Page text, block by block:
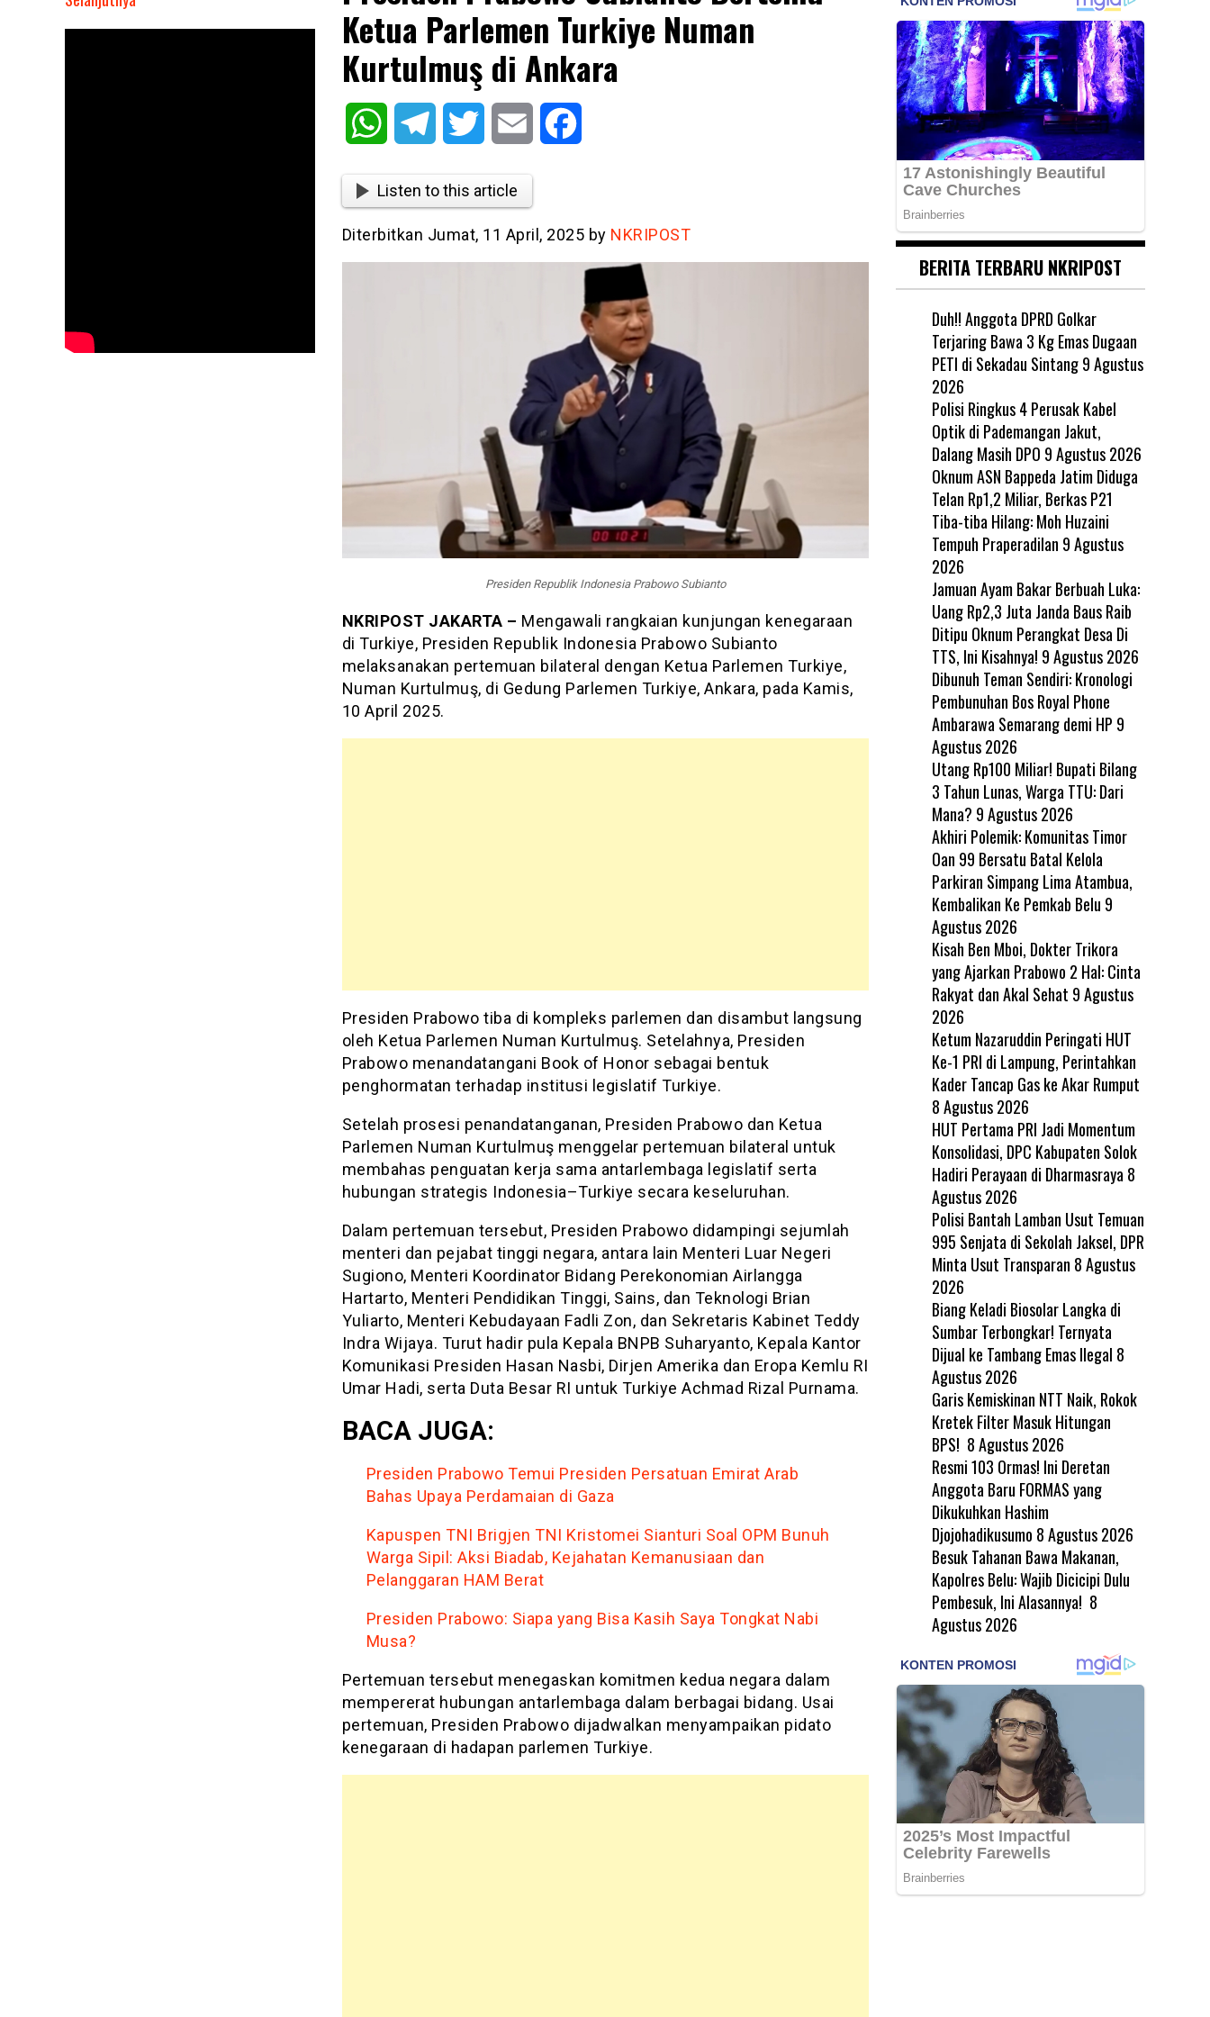
Ketua Parlemen Turkiye Numan
Kurtulmuş di Ankara
WhatsAppTelegram Twitter Email
Listen to this article
Diterbitkan Jumat, 11 April, 2025 by NKRIPOST
Presiden Republik Indonesia Prabowo Subianto
NKRIPOST JAKARTA – Mengawali rangkaian kunjungan kenegaraan
di Turkiye, Presiden Republik Indonesia Prabowo Subianto
melaksanakan pertemuan bilateral dengan Ketua Parlemen Turkiye,
Numan Kurtulmuş, di Gedung Parlemen Turkiye, Ankara, pada Kamis,
10 April 2025.
Presiden Prabowo tiba di kompleks parlemen dan disambut langsung
oleh Ketua Parlemen Numan Kurtulmuş. Setelahnya, Presiden
Prabowo menandatangani Book of Honor sebagai bentuk
penghormatan terhadap institusi legislatif Turkiye.
Setelah prosesi penandatanganan, Presiden Prabowo dan Ketua
Parlemen Numan Kurtulmuş menggelar pertemuan bilateral untuk
membahas penguatan kerja sama antarlembaga legislatif serta
hubungan strategis Indonesia–Turkiye secara keseluruhan.
Dalam pertemuan tersebut, Presiden Prabowo didampingi sejumlah
menteri dan pejabat tinggi negara, antara lain Menteri Luar Negeri
Sugiono, Menteri Koordinator Bidang Perekonomian Airlangga
Hartarto, Menteri Pendidikan Tinggi, Sains, dan Teknologi Brian
Yuliarto, Menteri Kebudayaan Fadli Zon, dan Sekretaris Kabinet Teddy
Indra Wijaya. Turut hadir pula Kepala BNPB Suharyanto, Kepala Kantor
Komunikasi Presiden Hasan Nasbi, Dirjen Amerika dan Eropa Kemlu RI
Umar Hadi, serta Duta Besar RI untuk Turkiye Achmad Rizal Purnama.
BACA JUGA:
Presiden Prabowo Temui Presiden Persatuan Emirat Arab
Bahas Upaya Perdamaian di Gaza
Kapuspen TNI Brigjen TNI Kristomei Sianturi Soal OPM Bunuh
Warga Sipil: Aksi Biadab, Kejahatan Kemanusiaan dan
Pelanggaran HAM Berat
Presiden Prabowo: Siapa yang Bisa Kasih Saya Tongkat Nabi
Musa?
Pertemuan tersebut menegaskan komitmen kedua negara dalam
mempererat hubungan antarlembaga dalam berbagai bidang. Usai
pertemuan, Presiden Prabowo dijadwalkan menyampaikan pidato
kenegaraan di hadapan parlemen Turkiye.
BERITA TERBARU NKRIPOST
Duh!! Anggota DPRD Golkar
Terjaring Bawa 3 Kg Emas Dugaan
PETI di Sekadau Sintang 9 Agustus
2026
Polisi Ringkus 4 Perusak Kabel
Optik di Pademangan Jakut,
Dalang Masih DPO 9 Agustus 2026
Oknum ASN Bappeda Jatim Diduga
Telan Rp1,2 Miliar, Berkas P21
Tiba-tiba Hilang: Moh Huzaini
Tempuh Praperadilan 9 Agustus
2026
Jamuan Ayam Bakar Berbuah Luka:
Uang Rp2,3 Juta Janda Baus Raib
Ditipu Oknum Perangkat Desa Di
TTS, Ini Kisahnya! 9 Agustus 2026
Dibunuh Teman Sendiri: Kronologi
Pembunuhan Bos Royal Phone
Ambarawa Semarang demi HP 9
Agustus 2026
Utang Rp100 Miliar! Bupati Bilang
3 Tahun Lunas, Warga TTU: Dari
Mana? 9 Agustus 2026
Akhiri Polemik: Komunitas Timor
Oan 99 Bersatu Batal Kelola
Parkiran Simpang Lima Atambua,
Kembalikan Ke Pemkab Belu 9
Agustus 2026
Kisah Ben Mboi, Dokter Trikora
yang Ajarkan Prabowo 2 Hal: Cinta
Rakyat dan Akal Sehat 9 Agustus
2026
Ketum Nazaruddin Peringati HUT
Ke-1 PRI di Lampung, Perintahkan
Kader Tancap Gas ke Akar Rumput
8 Agustus 2026
HUT Pertama PRI Jadi Momentum
Konsolidasi, DPC Kabupaten Solok
Hadiri Perayaan di Dharmasraya 8
Agustus 2026
Polisi Bantah Lamban Usut Temuan
995 Senjata di Sekolah Jaksel, DPR
Minta Usut Transparan 8 Agustus
2026
Biang Keladi Biosolar Langka di
Sumbar Terbongkar! Ternyata
Dijual ke Tambang Emas Ilegal 8
Agustus 2026
Garis Kemiskinan NTT Naik, Rokok
Kretek Filter Masuk Hitungan
BPS! 8 Agustus 2026
Resmi 103 Ormas! Ini Deretan
Anggota Baru FORMAS yang
Dikukuhkan Hashim
Djojohadikusumo 8 Agustus 2026
Besuk Tahanan Bawa Makanan,
Kapolres Belu: Wajib Dicicipi Dulu
Pembesuk, Ini Alasannya! 8
Agustus 2026